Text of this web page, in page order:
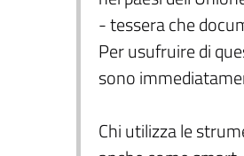
- tessera che
Per usufruire di
sono
Chi utilizza le